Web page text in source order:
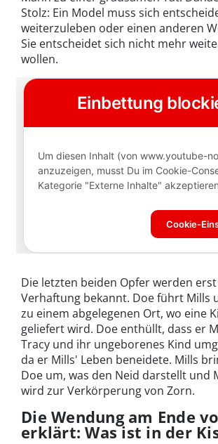
Stolz: Ein Model muss sich
weiterzuleben oder einen anderen
Sie entscheidet sich nicht mehr
wollen.
Die letzten beiden Opfer werden
Verhaftung bekannt. Doe führt Mills
zu einem abgelegenen Ort, wo eine
geliefert wird. Doe enthüllt, dass er
Tracy und ihr ungeborenes Kind
da er Mills' Leben beneidete. Mills
Doe um, was den Neid darstellt und
wird zur Verkörperung von Zorn.
Die Wendung am Ende
erklärt: Was ist in der